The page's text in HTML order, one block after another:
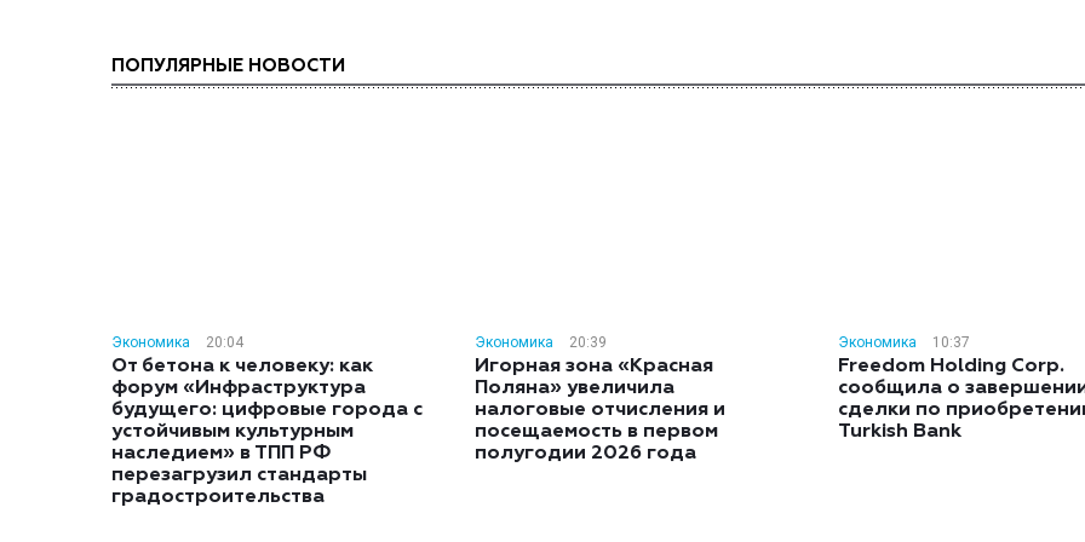
ПОПУЛЯРНЫЕ НОВОСТИ
Экономика 20:04
От бетона к человеку: как
форум «Инфраструктура
будущего: цифровые города с
устойчивым культурным
наследием» в ТПП РФ
перезагрузил стандарты
градостроительства
Экономика 20:39
Игорная зона «Красная
Поляна» увеличила
налоговые отчисления и
посещаемость в первом
полугодии 2026 года
Экономика 10:37
Freedom Holding Corp.
сообщила о
сделки по
Turkish Bank